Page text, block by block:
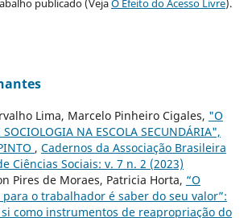
publicado (VejaO Efeito do Acesso Livre).
Lima, Marcelo Pinheiro Cigales, "O
NA ESCOLA SECUNDÁRIA",
, Cadernos da Associação Brasileira
Ciências Sociais: v. 7 n. 2 (2023)
Pires de Moraes, Patricia Horta, “O
o trabalhador é saber do seu valor”:
como instrumentos de reapropriação do